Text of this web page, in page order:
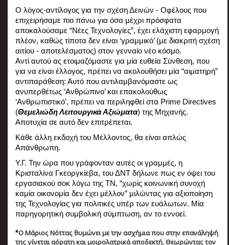
Ο λόγος-αντίλογος για την σχέση Δεινών - Οφέλους που
επιχειρήσαμε πιο πάνω για όσα μέχρι πρόσφατα
αποκαλούσαμε “Νέες Τεχνολογίες”, έχει ελάχιστη εφαρμογή
πλέον, καθώς τίποτα δεν είναι ‘γραμμικό’ (με διακριτή σχέση
αιτίου - αποτελέσματος) στον γενναίο νέο κόσμο.
Αντί αυτού ας ετοιμαζόμαστε για μία ευθεία Σύνθεση, που
για να είναι έλλογος, πρέπει να ακολουθήσει μία “αιματηρή”
αντιπαράθεση: Αυτό που αντιλαμβανόμαστε ως
ανυπερθέτως ‘Ανθρώπινο’ και επακολούθως
‘Ανθρωπιστικό’, πρέπει να περιληφθεί στα Prime Directives
(Θεμελιώδη Λειτουργικά Αξιώματα) της Μηχανής.
Αποτυχία σε αυτό δεν επιτρέπεται.
Κάθε άλλη εκδοχή του Μέλλοντος, θα είναι απλώς
Απάνθρωπη.
Υ.Γ. Την ώρα που γράφονταν αυτές οι γραμμές, η
Κρισταλίνα Γκεοργκίεβα, του ΔΝΤ δήλωνε πως εν όψει του
εργασιακού σοκ λόγω της ΤΝ, “χωρίς κοινωνική συνοχή
καμία οικονομία δεν έχει μέλλον” μιλώντας για αξιοποίηση
της Τεχνολογίας για πολιτικές υπέρ των ευάλωτων. Μία
παρηγορητική συμβολική σύμπτωση, αν το εννοεί.
*Ο Μάριος Νόττας θυμώνει με την ασχήμια που στην επανάληψή
της γίνεται αόρατη και μοιρολατρικά αποδεκτή. Θεωρώντας τον